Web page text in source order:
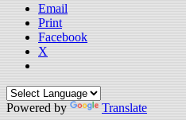
Email
Print
Facebook
X
Powered by Translate